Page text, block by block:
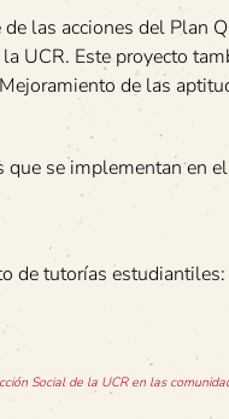
las acciones del Plan
UCR. Este proyecto
de las
se implementan en
de tutorías estudiantiles:
Social de la UCR en las